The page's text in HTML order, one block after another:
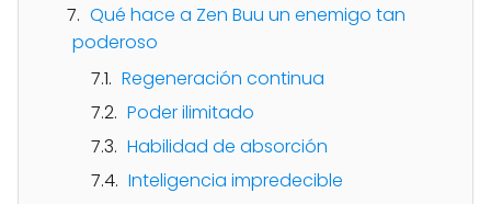
Qué hace a Zen Buu un enemigo tan
poderoso
Regeneración continua
Poder ilimitado
Habilidad de absorción
Inteligencia impredecible